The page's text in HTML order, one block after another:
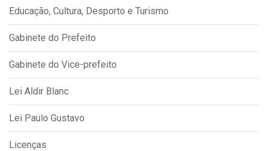
Educação, Cultura, Desporto e Turismo
Gabinete do Prefeito
Gabinete do Vice-prefeito
Lei Aldir Blanc
Lei Paulo Gustavo
Licenças